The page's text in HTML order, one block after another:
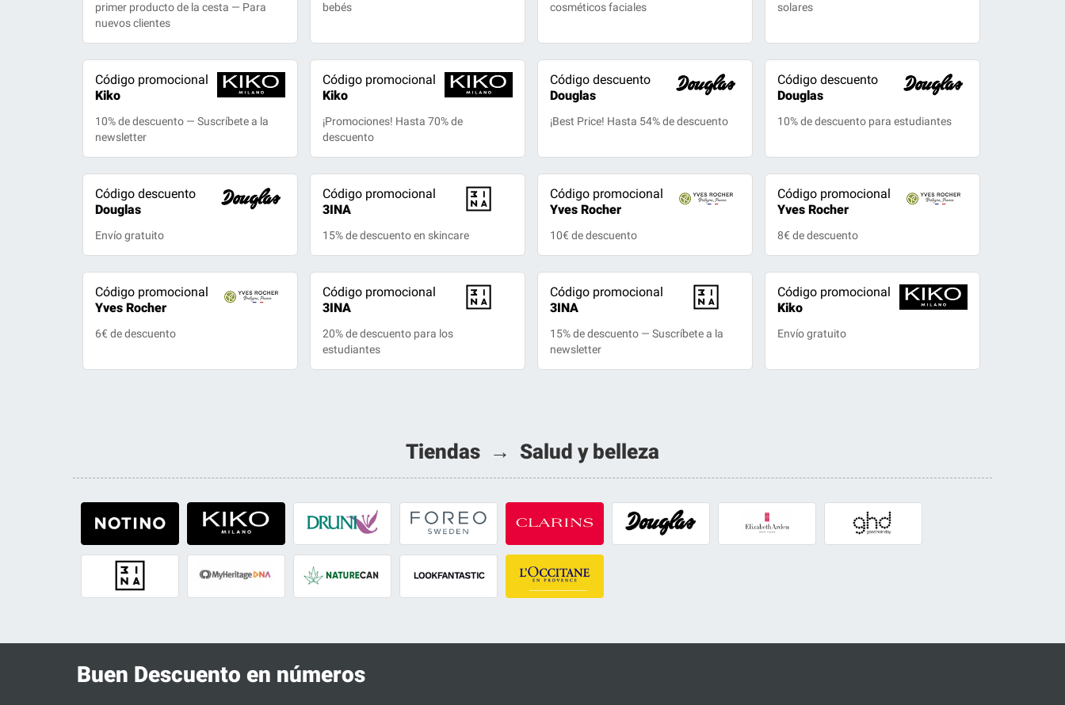
primer producto de la cesta — Para
nuevos clientes
bebés
cosméticos faciales
solares
Código promocional
Kiko
10% de descuento — Suscríbete a la
newsletter
Código promocional
Kiko
¡Promociones! Hasta 70% de
descuento
Código descuento
Douglas
¡Best Price! Hasta 54% de descuento
Código descuento
Douglas
10% de descuento para estudiantes
Código descuento
Douglas
Envío gratuito
Código promocional
3INA
15% de descuento en skincare
Código promocional
Yves Rocher
10€ de descuento
Código promocional
Yves Rocher
8€ de descuento
Código promocional
Yves Rocher
6€ de descuento
Código promocional
3INA
20% de descuento para los
estudiantes
Código promocional
3INA
15% de descuento — Suscríbete a la
newsletter
Código promocional
Kiko
Envío gratuito
Tiendas → Salud y belleza
Buen Descuento en números